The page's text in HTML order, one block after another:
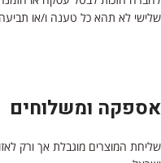
שלישי לא תהא כל טענה ו/או תביעה
אספקה ומשלוחים
שליחת המוצרים מוגבלת אך ורק